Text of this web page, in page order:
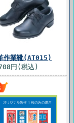
作業靴(AT015)
円(税込)